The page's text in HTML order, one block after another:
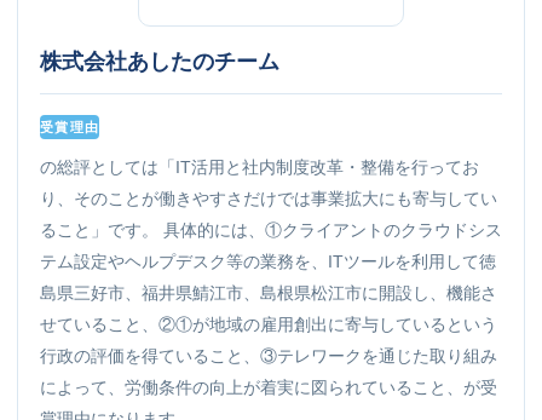
株式会社あしたのチーム
受賞理由
の総評としては「IT活用と社内制度改革・整備を行ってお
り、そのことが働きやすさだけでは事業拡大にも寄与してい
ること」です。 具体的には、①クライアントのクラウドシス
テム設定やヘルプデスク等の業務を、ITツールを利用して徳
島県三好市、福井県鯖江市、島根県松江市に開設し、機能さ
せていること、②①が地域の雇用創出に寄与しているという
行政の評価を得ていること、③テレワークを通じた取り組み
によって、労働条件の向上が着実に図られていること、が受